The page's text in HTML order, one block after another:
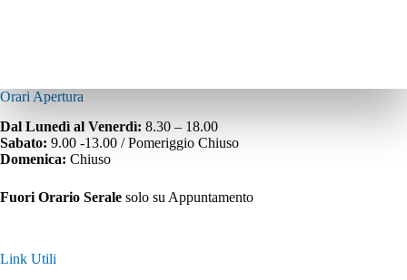
Orari Apertura
Dal Lunedì al Venerdì: 8.30 – 18.00
Sabato: 9.00 -13.00 / Pomeriggio Chiuso
Domenica: Chiuso
Fuori Orario Serale solo su Appuntamento
Link Utili